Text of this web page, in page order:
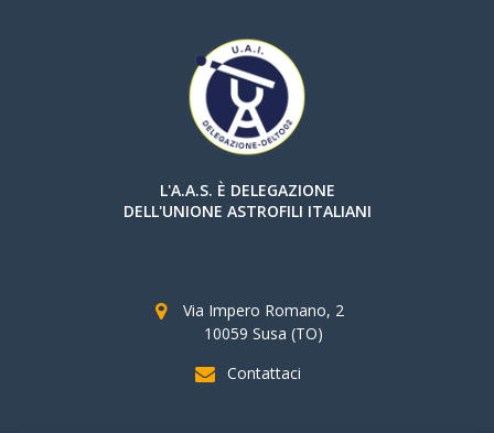
L'A.A.S. È DELEGAZIONE
DELL'UNIONE ASTROFILI ITALIANI
Via Impero Romano, 2
10059 Susa (TO)
Contattaci